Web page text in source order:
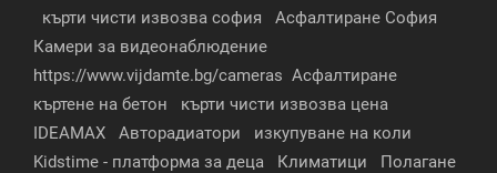
кърти чисти извозва софия
Асфалтиране София
Камери за видеонаблюдение
https://www.vijdamte.bg/cameras Асфалтиране
къртене на бетон
кърти чисти извозва цена
IDEAMAX
Авторадиатори
изкупуване на коли
Kidstime - платформа за деца
Климатици
Полагане